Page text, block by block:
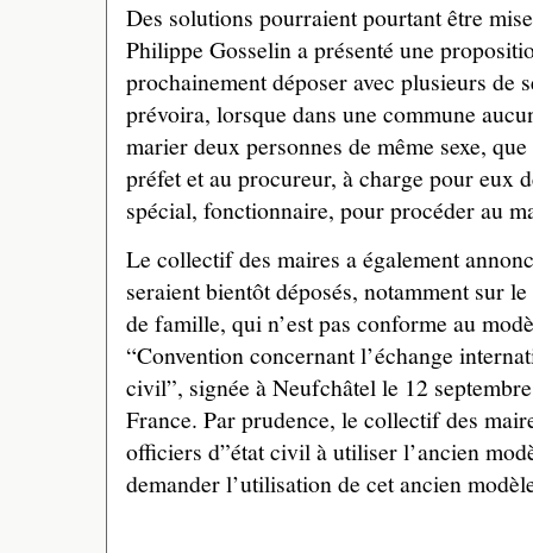
Des solutions pourraient pourtant être
Philippe Gosselin a présenté une
prochainement déposer avec plusieurs de
prévoira, lorsque dans une commune
marier deux personnes de même sexe,
préfet et au procureur, à charge pour eux
spécial, fonctionnaire, pour procéder au
Le collectif des maires a également
seraient bientôt déposés, notamment sur
de famille, qui n’est pas conforme au
“Convention concernant l’échange
civil”, signée à Neufchâtel le 12
France. Par prudence, le collectif des
officiers d”état civil à utiliser l’ancien
demander l’utilisation de cet ancien